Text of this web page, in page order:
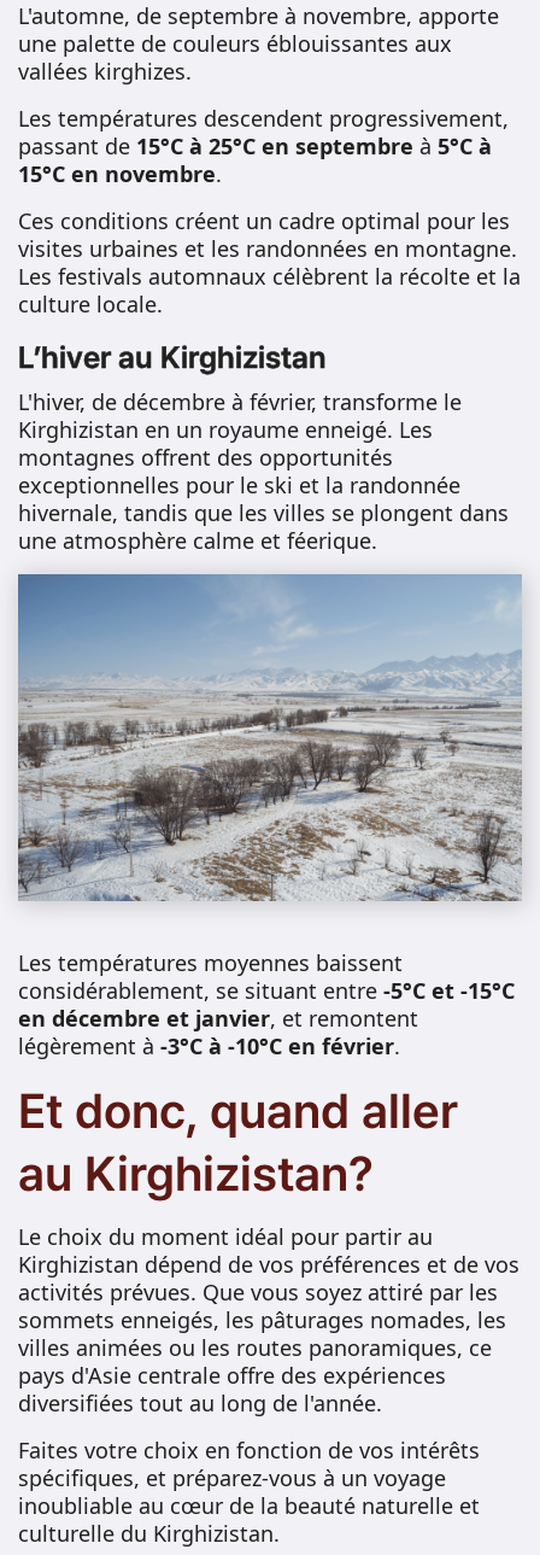
L'automne, de septembre à novembre, apporte
une palette de couleurs éblouissantes aux
vallées kirghizes.
Les températures descendent progressivement,
passant de 15°C à 25°C en septembre à 5°C à
15°C en novembre.
Ces conditions créent un cadre optimal pour les
visites urbaines et les randonnées en montagne.
Les festivals automnaux célèbrent la récolte et la
culture locale.
L’hiver au Kirghizistan
L'hiver, de décembre à février, transforme le
Kirghizistan en un royaume enneigé. Les
montagnes offrent des opportunités
exceptionnelles pour le ski et la randonnée
hivernale, tandis que les villes se plongent dans
une atmosphère calme et féerique.
Les températures moyennes baissent
considérablement, se situant entre -5°C et -15°C
en décembre et janvier, et remontent
légèrement à -3°C à -10°C en février.
Et donc, quand aller
au Kirghizistan?
Le choix du moment idéal pour partir au
Kirghizistan dépend de vos préférences et de vos
activités prévues. Que vous soyez attiré par les
sommets enneigés, les pâturages nomades, les
villes animées ou les routes panoramiques, ce
pays d'Asie centrale offre des expériences
diversifiées tout au long de l'année.
Faites votre choix en fonction de vos intérêts
spécifiques, et préparez-vous à un voyage
inoubliable au cœur de la beauté naturelle et
culturelle du Kirghizistan.